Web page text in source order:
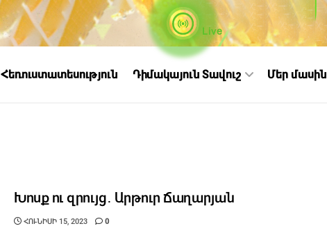
Live
Հեռուստատեսություն Դիմակայուն Տավուշ Մեր մասին
Խոսք ու զրույց․ Արթուր Ճաղարյան
ՀՈՒՆԻՍԻ 15, 2023 0